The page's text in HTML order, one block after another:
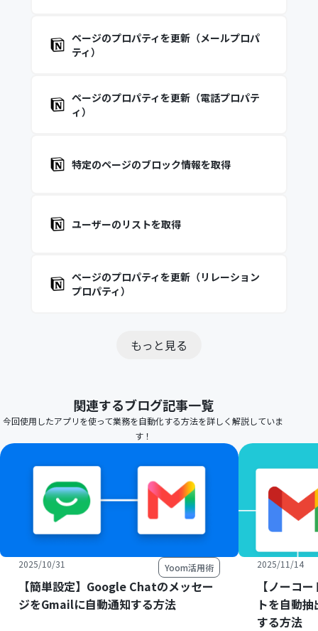
ページのプロパティを更新（メールプロパ
ティ）
ページのプロパティを更新（電話プロパテ
ィ）
特定のページのブロック情報を取得
ユーザーのリストを取得
ページのプロパティを更新（リレーション
プロパティ）
もっと見る
関連するブログ記事一覧
今回使用したアプリを使って業務を自動化する方法を詳しく解説していま
す！
2025/10/31 Yoom活用術
【簡単設定】Google Chatのメッセー
ジをGmailに自動通知する方法
2025/11/14
【ノーコ
トを自動
する方法